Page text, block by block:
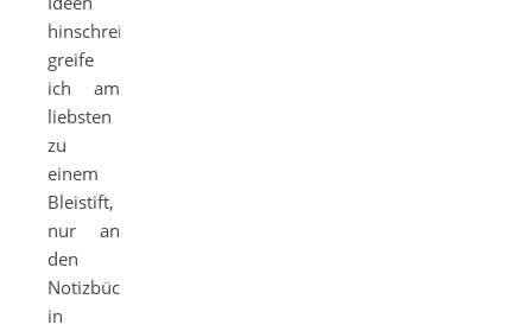
hinschreiben,
greife
ich am
liebsten
zu
einem
Bleistift,
nur an
den
Notizbüchern
in